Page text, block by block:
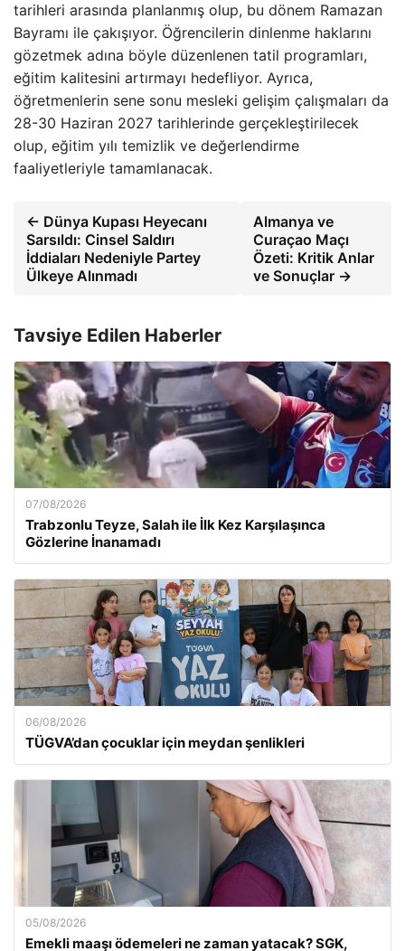
tarihleri arasında planlanmış olup, bu dönem Ramazan
Bayramı ile çakışıyor. Öğrencilerin dinlenme haklarını
gözetmek adına böyle düzenlenen tatil programları,
eğitim kalitesini artırmayı hedefliyor. Ayrıca,
öğretmenlerin sene sonu mesleki gelişim çalışmaları da
28-30 Haziran 2027 tarihlerinde gerçekleştirilecek
olup, eğitim yılı temizlik ve değerlendirme
faaliyetleriyle tamamlanacak.
← Dünya Kupası Heyecanı
Sarsıldı: Cinsel Saldırı
İddiaları Nedeniyle Partey
Ülkeye Alınmadı
Almanya ve
Curaçao Maçı
Özeti: Kritik Anlar
ve Sonuçlar →
Tavsiye Edilen Haberler
07/08/2026
Trabzonlu Teyze, Salah ile İlk Kez Karşılaşınca
Gözlerine İnanamadı
06/08/2026
TÜGVA’dan çocuklar için meydan şenlikleri
05/08/2026
Emekli maaşı ödemeleri ne zaman yatacak? SGK,